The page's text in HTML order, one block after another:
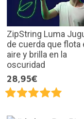
ZipString Luma
de cuerda que flota
aire y brilla en la
oscuridad
28,95€